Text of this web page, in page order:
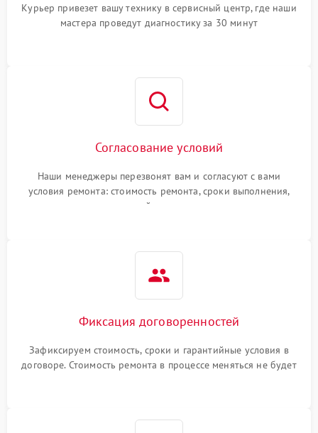
Курьер привезет вашу технику в сервисный центр, где наши
мастера проведут диагностику за 30 минут
Согласование условий
Наши менеджеры перезвонят вам и согласуют с вами
условия ремонта: стоимость ремонта, сроки выполнения,
гарантийные условия
Фиксация договоренностей
Зафиксируем стоимость, сроки и гарантийные условия в
договоре. Стоимость ремонта в процессе меняться не будет